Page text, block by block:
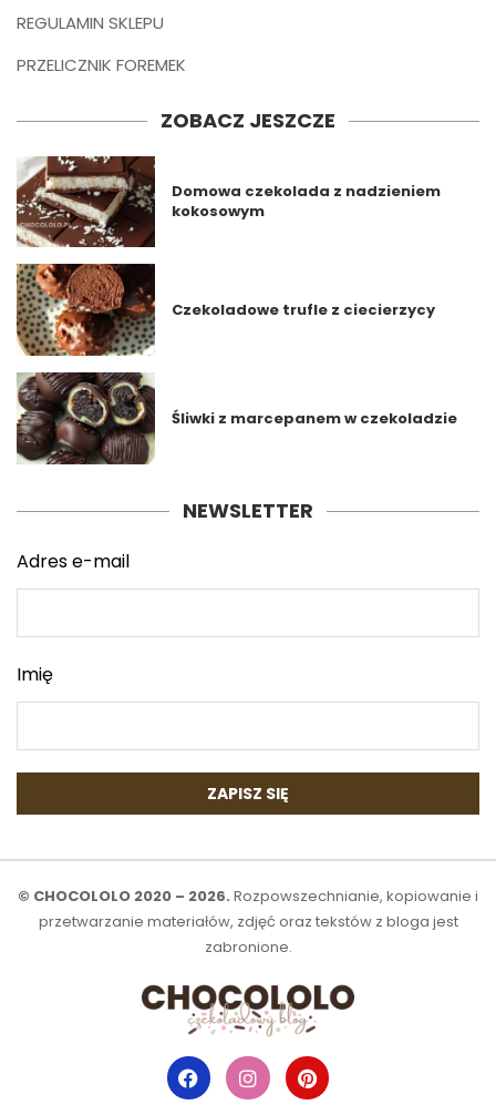
REGULAMIN SKLEPU
PRZELICZNIK FOREMEK
ZOBACZ JESZCZE
Domowa czekolada z nadzieniem
kokosowym
Czekoladowe trufle z ciecierzycy
Śliwki z marcepanem w czekoladzie
NEWSLETTER
Adres e-mail
Imię
© CHOCOLOLO 2020 – 2026. Rozpowszechnianie, kopiowanie i
przetwarzanie materiałów, zdjęć oraz tekstów z bloga jest
zabronione.